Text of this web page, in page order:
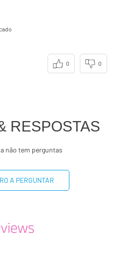
0 0
RESPOSTAS
não tem perguntas
A PERGUNTAR